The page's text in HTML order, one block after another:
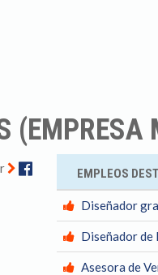
(EMPRESA
FacebookEMPLEOS
Diseñador
Diseñador
Asesora de